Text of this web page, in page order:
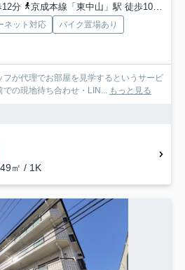
分
京成本線「東中山」駅 徒歩10分
ネット対応
バイク置場あり
が代理でお部屋を見学するというサービ
の現地待ち合わせ・LIN...
もっと見る
㎡ / 1K